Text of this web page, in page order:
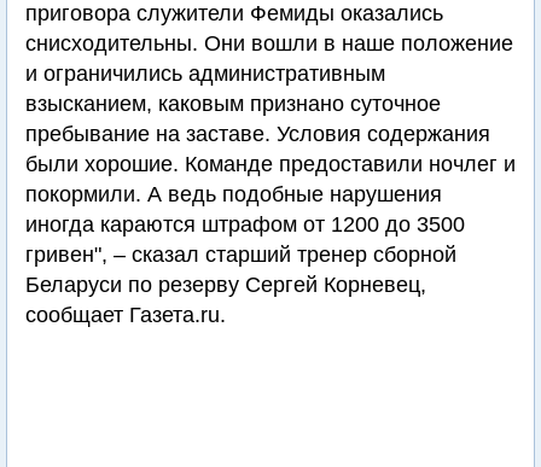
приговора служители Фемиды оказались
снисходительны. Они вошли в наше положение
и ограничились административным
взысканием, каковым признано суточное
пребывание на заставе. Условия содержания
были хорошие. Команде предоставили ночлег и
покормили. А ведь подобные нарушения
иногда караются штрафом от 1200 до 3500
гривен", – сказал старший тренер сборной
Беларуси по резерву Сергей Корневец,
сообщает Газета.ru.